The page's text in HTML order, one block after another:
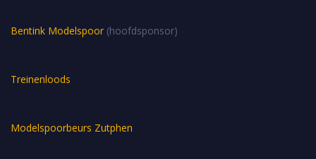
Bentink Modelspoor (hoofdsponsor)
Treinenloods
Modelspoorbeurs Zutphen